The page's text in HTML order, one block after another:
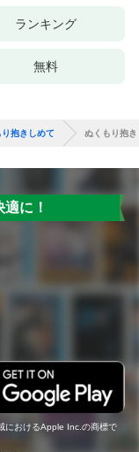
ランキング
無料
り抱きしめて ぬくもり抱き
に！
におけるApple Inc.の商標で